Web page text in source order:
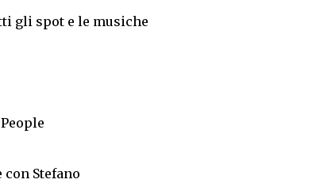
gli spot e le musiche
Stefano